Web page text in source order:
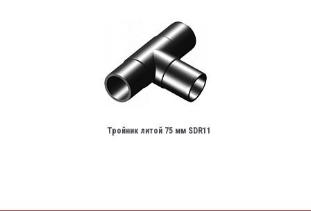
Тройник литой 75 мм SDR11